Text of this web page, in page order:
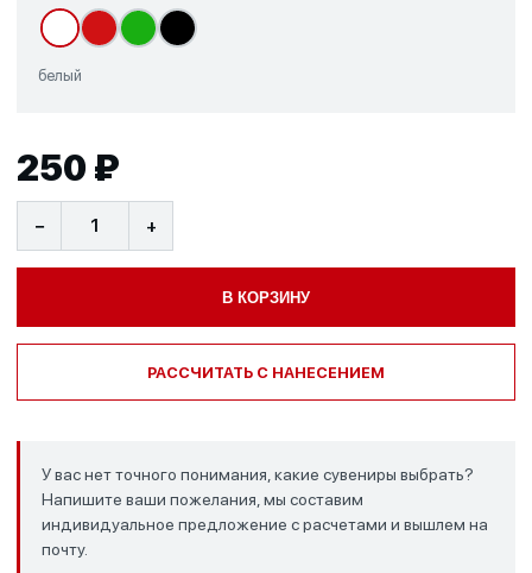
белый
250 ₽
− +
В КОРЗИНУ
РАССЧИТАТЬ С НАНЕСЕНИЕМ
У вас нет точного понимания, какие сувениры выбрать?
Напишите ваши пожелания, мы составим
индивидуальное предложение с расчетами и вышлем на
почту.